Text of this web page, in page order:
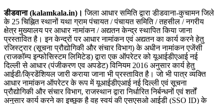
डीडवाना (kalamkala.in)। जिला आधार समिति द्वारा डीडवाना-कुचामन जिले
के 25 चिह्नित स्थानों यथा ग्राम पंचायत / पंचायत समिति / तहसील / नगरीय
क्षेत्र मुख्यालय पर आधार नामांकन / अद्यतन केन्द्र स्थापित किया जाना
प्रस्तावित है। इन केन्द्रों पर आधार नामांकन एवं अद्यतन का कार्य करने हेतु
रजिस्ट्रार (सूचना प्रौद्योगिकी और संचार विभाग) के अधीन नामांकन एजेंसी
(राजकॉम्प इन्फोसिस्टम लिमिटेड) द्वारा एक ऑपरेटर को यूआईडीएआई नई
दिल्ली से आधार (पंजीकरण एव अपडेट) विनियम 2016 अनुसार कार्य हेतु
आईडी/क्रिडेंशियल जारी कराया जाना भी प्रस्तावित है। जो भी पात्र व्यक्ति
आधार नामांकन ऑपरेटर के रूप में यूआईडीएआई नई दिल्ली एवं सूचना
प्रौद्योगिकी और संचार विभाग, राजस्थान द्वारा निर्धारित निर्बन्धनों एवं शर्तों
अनुसार कार्य करने का इच्छुक है वह स्वयं की एसएसओ आईडी (SSO ID) के